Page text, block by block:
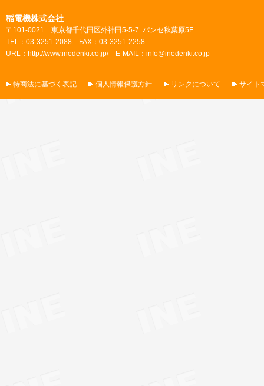
稲電機株式会社
〒101-0021 東京都千代田区外神田5-5-7 パンセ秋葉原5F
TEL：03-3251-2088 FAX：03-3251-2258
URL： http://www.inedenki.co.jp/E-MAIL： info@inedenki.co.jp
特商法に基づく表記 個人情報保護方針 リンクについて サイト